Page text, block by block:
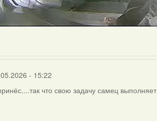
- 15:22
что свою задачу самец